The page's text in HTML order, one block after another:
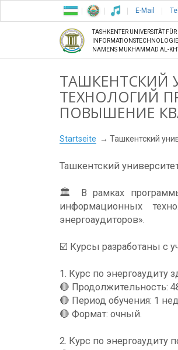
E-Mail
TASHKENTER UNIVERSITÄT FÜR
NAMENS MUKHAMMAD AL-
ТАШКЕНТСКИЙ
ТЕХНОЛОГИЙ
ПОВЫШЕНИЕ
Startseite Ташкентский
Ташкентский
🏛 В рамках программы
информационных
энергоаудиторов».
☑️ Курсы разработаны с
1. Курс по энергоаудиту
🔴 Продолжительность:
🔴 Период обучения: 1
🔴 Формат: очный.
2. Курс по энергоаудиту